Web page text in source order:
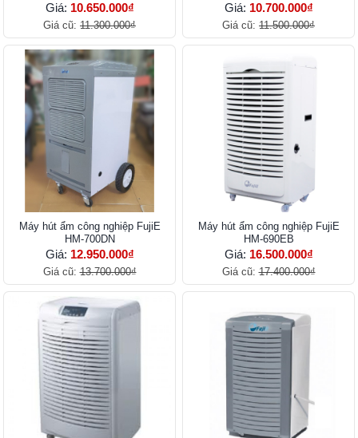
Giá: 10.650.000₫
Giá cũ: 11.300.000₫
Giá: 10.700.000₫
Giá cũ: 11.500.000₫
Máy hút ẩm công nghiệp FujiE
HM-700DN
Giá: 12.950.000₫
Giá cũ:13.700.000₫
Máy hút ẩm công nghiệp FujiE
HM-690EB
Giá: 16.500.000₫
Giá cũ:17.400.000₫